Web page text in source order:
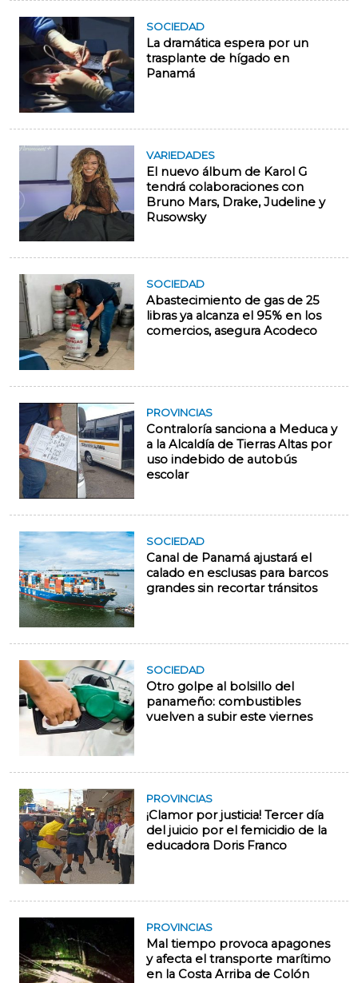
SOCIEDAD
La dramática espera por un
trasplante de hígado en
Panamá
VARIEDADES
El nuevo álbum de Karol G
tendrá colaboraciones con
Bruno Mars, Drake, Judeline y
Rusowsky
SOCIEDAD
Abastecimiento de gas de 25
libras ya alcanza el 95% en los
comercios, asegura Acodeco
PROVINCIAS
Contraloría sanciona a Meduca y
a la Alcaldía de Tierras Altas por
uso indebido de autobús
escolar
SOCIEDAD
Canal de Panamá ajustará el
calado en esclusas para barcos
grandes sin recortar tránsitos
SOCIEDAD
Otro golpe al bolsillo del
panameño: combustibles
vuelven a subir este viernes
PROVINCIAS
¡Clamor por justicia! Tercer día
del juicio por el femicidio de la
educadora Doris Franco
PROVINCIAS
Mal tiempo provoca apagones
y afecta el transporte marítimo
en la Costa Arriba de Colón